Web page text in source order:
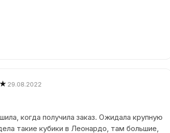
29.08.2022
когда получила заказ. Ожидала крупную
такие кубики в Леонардо, там большие,